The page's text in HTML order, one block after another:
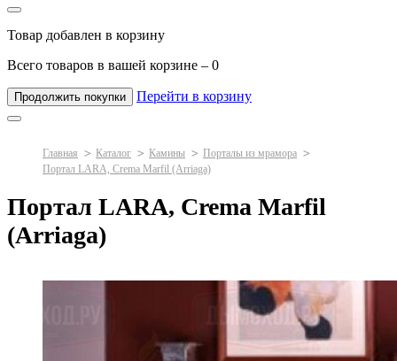
Товар добавлен в корзину
Всего товаров в вашей корзине – 0
Продолжить покупки Перейти в корзину
Главная Каталог Камины
Порталы из мрамора
Портал LARA, Crema Marfil (Arriaga)
Портал LARA, Crema Marfil
(Arriaga)